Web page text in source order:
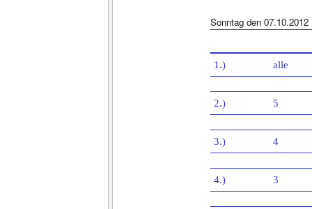
Sonntag den 07.10.2012
1.) alle
2.) 5
3.) 4
4.) 3